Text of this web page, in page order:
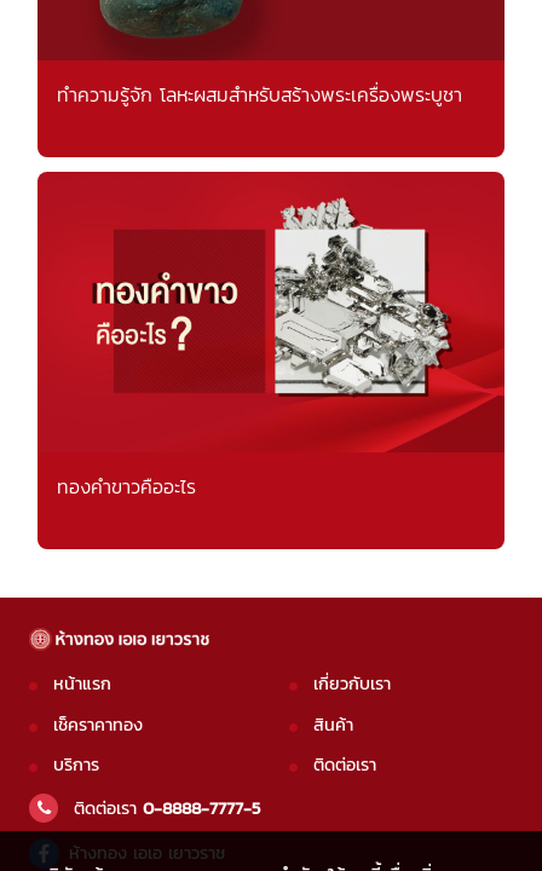
ทำความรู้จัก โลหะผสมสำหรับสร้างพระเครื่องพระบูชา
ทองคำขาวคืออะไร
หน้าแรก
เช็คราคาทอง
บริการ
เกี่ยวกับเรา
สินค้า
ติดต่อเรา
ติดต่อเรา 0-8888-7777-5
ห้างทอง เอเอ เยาวราช